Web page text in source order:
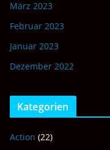
März 2023
Februar 2023
Januar 2023
Dezember 2022
Kategorien
Action (22)